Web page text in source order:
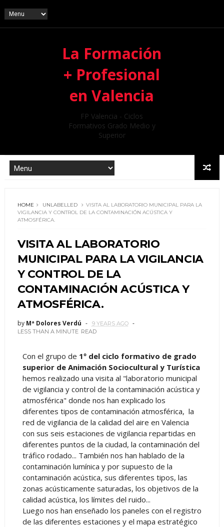
La Formación
+ Profesional
en Valencia
FP Valencia - Ciclos
Formativos Grado Medio y
Superior
HOME UNLABELLED
VISITA AL LABORATORIO MUNICIPAL PARA LA
VIGILANCIA Y CONTROL DE LA CONTAMINACIÓN ACÚSTICA Y
ATMOSFÉRICA.
VISITA AL LABORATORIO
MUNICIPAL PARA LA VIGILANCIA
Y CONTROL DE LA
CONTAMINACIÓN ACÚSTICA Y
ATMOSFÉRICA.
by Mª Dolores Verdú
9 YEARS AGO
LESS THAN A MINUTE READ
Con el grupo de 1º del ciclo formativo de grado
superior de Animación Sociocultural y Turística
hemos realizado una visita al "laboratorio municipal
de vigilancia y control de la contaminación acústica y
atmosférica" donde nos han explicado los
diferentes tipos de contaminación atmosférica, la
red de vigilancia de la calidad del aire en Valencia
con sus seis estaciones de vigilancia repartidas en
diferentes puntos de la ciudad, la contaminación del
tráfico rodado... También nos han hablado de la
contaminación lumínica y por supuesto de la
contaminación acústica, sus diferentes tipos, las
zonas acústicamente saturadas, los objetivos de la
calidad acústica, los límites del ruido...
Luego nos han enseñado los paneles con el registro
de las diferentes estaciones y el mapa estratégico